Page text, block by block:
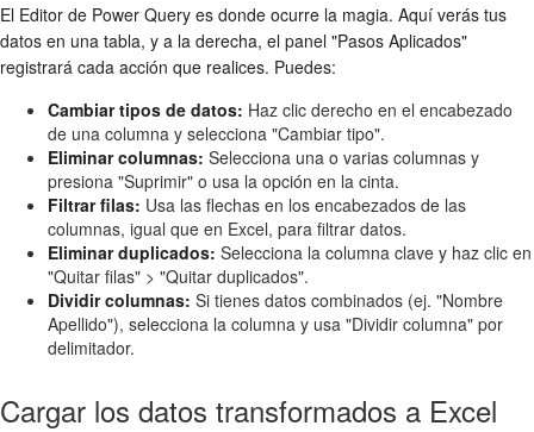
El Editor de Power Query es donde ocurre la magia. Aquí verás tus
datos en una tabla, y a la derecha, el panel "Pasos Aplicados"
registrará cada acción que realices. Puedes:
Cambiar tipos de datos: Haz clic derecho en el encabezado
de una columna y selecciona "Cambiar tipo".
Eliminar columnas: Selecciona una o varias columnas y
presiona "Suprimir" o usa la opción en la cinta.
Filtrar filas: Usa las flechas en los encabezados de las
columnas, igual que en Excel, para filtrar datos.
Eliminar duplicados: Selecciona la columna clave y haz clic en
"Quitar filas" > "Quitar duplicados".
Dividir columnas: Si tienes datos combinados (ej. "Nombre
Apellido"), selecciona la columna y usa "Dividir columna" por
delimitador.
Cargar los datos transformados a Excel